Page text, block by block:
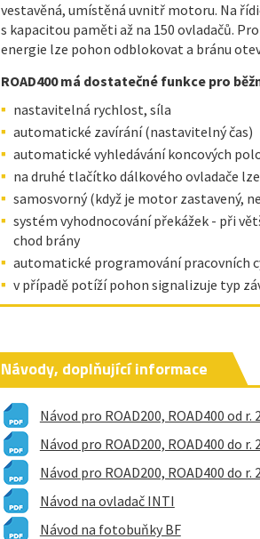
vestavěná, umístěná uvnitř motoru. Na
s kapacitou paměti až na 150 ovladačů.
energie lze pohon odblokovat a bránu
ROAD400 má dostatečné funkce pro
nastavitelná rychlost, síla
automatické zavírání (nastavitelný čas)
automatické vyhledávání koncových
na druhé tlačítko dálkového ovladače
samosvorný (když je motor zastavený,
systém vyhodnocování překážek - při
chod brány
automatické programování pracovních
v případě potíží pohon signalizuje typ
Návody, doplňující informace
Návod pro ROAD200, ROAD400 od r.
Návod pro ROAD200, ROAD400 do r.
Návod pro ROAD200, ROAD400 do
Návod na ovladač INTI
Návod na fotobuňky BF